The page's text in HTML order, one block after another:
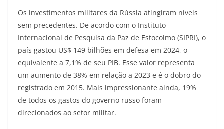
Os investimentos militares da Rússia atingiram níveis
sem precedentes. De acordo com o Instituto
Internacional de Pesquisa da Paz de Estocolmo (SIPRI), o
país gastou US$ 149 bilhões em defesa em 2024, o
equivalente a 7,1% de seu PIB. Esse valor representa
um aumento de 38% em relação a 2023 e é o dobro do
registrado em 2015. Mais impressionante ainda, 19%
de todos os gastos do governo russo foram
direcionados ao setor militar.